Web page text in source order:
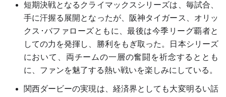
短期決戦となるクライマックスシリーズは、毎試合、
手に汗握る展開となったが、阪神タイガース、オリッ
クス･バファローズともに、最後は今季リーグ覇者と
しての力を発揮し、勝利をもぎ取った。日本シリーズ
において、両チームの一層の奮闘を祈念するととも
に、ファンを魅了する熱い戦いを楽しみにしている。
関西ダービーの実現は、経済界としても大変明るい話